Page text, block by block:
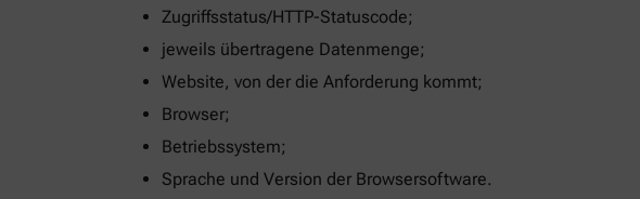
Zugriffsstatus/HTTP-Statuscode;
jeweils übertragene Datenmenge;
Website, von der die Anforderung kommt;
Browser;
Betriebssystem;
Sprache und Version der Browsersoftware.